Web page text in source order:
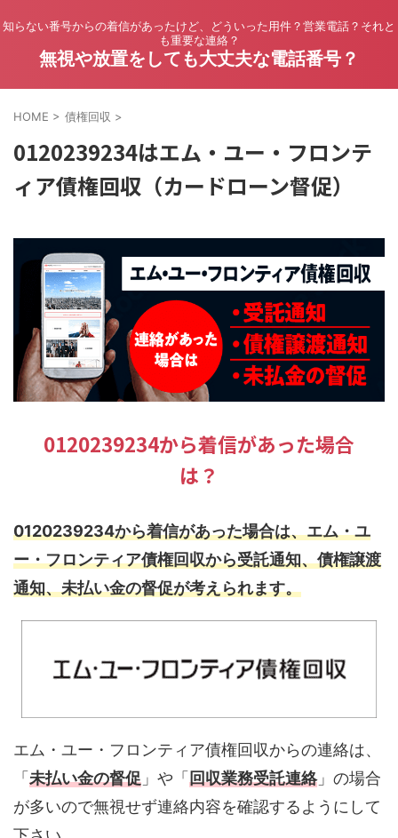
知らない番号からの着信があったけど、どういった用件？営業電話？それと
も重要な連絡？
無視や放置をしても大丈夫な電話番号？
HOME > 債権回収 >
0120239234はエム・ユー・フロンテ
ィア債権回収（カードローン督促）
0120239234から着信があった場合
は？
0120239234から着信があった場合は、エム・ユ
ー・フロンティア債権回収から受託通知、債権譲渡
通知、未払い金の督促が考えられます。
エム・ユー・フロンティア債権回収からの連絡は、
「 未払い金の督促 」や「 回収業務受託連絡」の場合
が多いので無視せず連絡内容を確認するようにして